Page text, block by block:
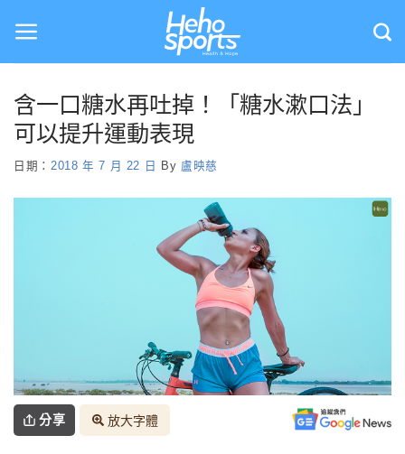
content
含一口糖水再吐掉！「糖水漱口法」
可以提升運動表現
日期： 2018 年 7 月 22 日 By 盧映慈
分享 放大字體